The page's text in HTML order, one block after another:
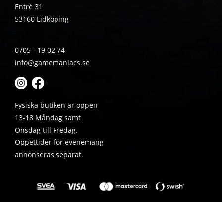
Entré 31
53160 Lidköping
0705 - 19 02 74
info@gamemaniacs.se
Fysiska butiken är öppen
13-18 Måndag samt
Onsdag till Fredag.
Öppettider för evenemang
annonseras separat.